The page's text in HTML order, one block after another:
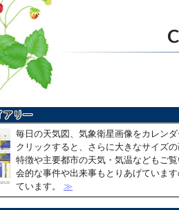
毎日の天気図、気象衛星画像をカレン
クリックすると、さらに大きなサイズ
特徴や主要都市の天気・気温などもご
会的な事件や出来事もとりあげていま
ています。 ≫